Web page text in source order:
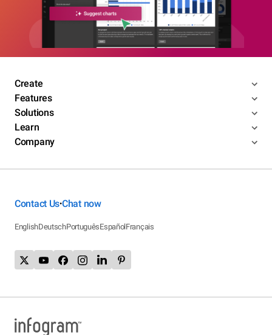
Create
Features
Solutions
Learn
Company
Contact Us•Chat now
EnglishDeutschPortuguêsEspañolFrançais